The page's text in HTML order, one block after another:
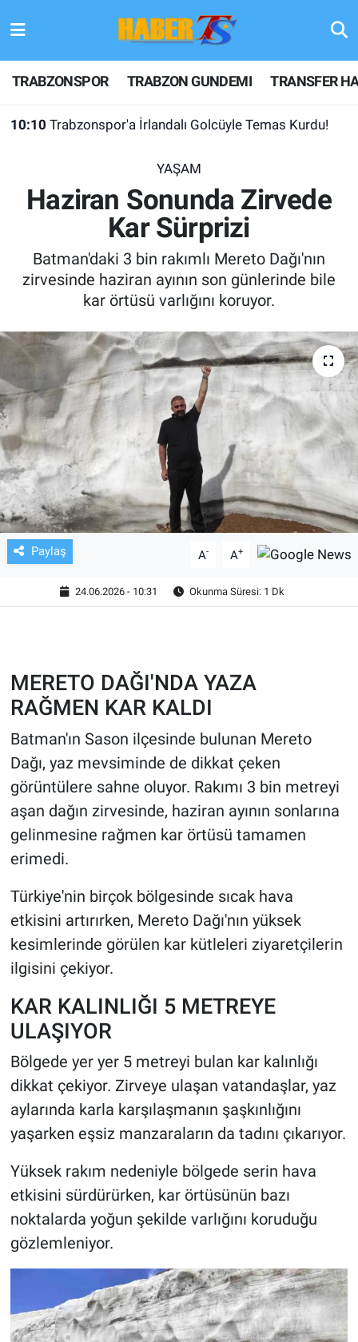
TRABZONSPOR TRABZON GUNDEMI TRANSFER
10:10 Trabzonspor'a İrlandalı Golcüyle Temas Kurdu!
YAŞAM
Haziran Sonunda Zirvede
Kar Sürprizi
Batman'daki 3 bin rakımlı Mereto Dağı'nın
zirvesinde haziran ayının son günlerinde bile
kar örtüsü varlığını koruyor.
Paylaş A- A+
24.06.2026 - 10:31 Okunma Süresi: 1 Dk
MERETO DAĞI'NDA YAZA
RAĞMEN KAR KALDI
Batman'ın Sason ilçesinde bulunan Mereto
Dağı, yaz mevsiminde de dikkat çeken
görüntülere sahne oluyor. Rakımı 3 bin metreyi
aşan dağın zirvesinde, haziran ayının sonlarına
gelinmesine rağmen kar örtüsü tamamen
erimedi.
Türkiye'nin birçok bölgesinde sıcak hava
etkisini artırırken, Mereto Dağı'nın yüksek
kesimlerinde görülen kar kütleleri ziyaretçilerin
ilgisini çekiyor.
KAR KALINLIĞI 5 METREYE
ULAŞIYOR
Bölgede yer yer 5 metreyi bulan kar kalınlığı
dikkat çekiyor. Zirveye ulaşan vatandaşlar, yaz
aylarında karla karşılaşmanın şaşkınlığını
yaşarken eşsiz manzaraların da tadını çıkarıyor.
Yüksek rakım nedeniyle bölgede serin hava
etkisini sürdürürken, kar örtüsünün bazı
noktalarda yoğun şekilde varlığını koruduğu
gözlemleniyor.
TRABZONSPOR
TRABZON GUNDEMI
KULİS MEYDANI
1461 TRABZON
FUTBOL
ALT LIGLER
TV VE SİNEMA
BASKETBOL
SAĞLIK
GENEL
KÜLTÜR SANAT
ASAYİŞ
EĞİTİM
ÇEVRE
HABERDE İNSAN
POLİTİKA
SPOR
Bilim, Teknoloji
Hava Durumu
Trafik Durumu
Son Dakika Haberleri
Haber Arşivi